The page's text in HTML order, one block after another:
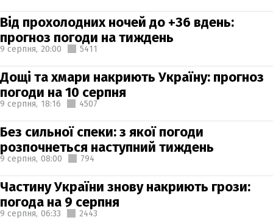
Від прохолодних ночей до +36 вдень:
прогноз погоди на тиждень
9 серпня, 20:00 5411
Дощі та хмари накриють Україну: прогноз
погоди на 10 серпня
9 серпня, 18:16 4507
Без сильної спеки: з якої погоди
розпочнеться наступний тиждень
9 серпня, 08:00 794
Частину України знову накриють грози:
погода на 9 серпня
9 серпня, 06:33 2443